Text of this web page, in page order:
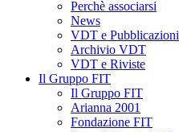
Perchè associarsi
News
VDT e Pubblicazioni
Archivio VDT
VDT e Riviste
Il Gruppo FIT
Il Gruppo FIT
Arianna 2001
Fondazione FIT